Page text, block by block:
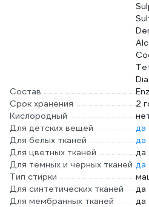
Состав
Срок хранения
2
Кислородный
Для детских вещей
да
Для белых тканей
да
Для цветных тканей
да
Для темных и черных тканей да
Тип стирки
Для синтетических тканей
да
Для мембранных тканей
да